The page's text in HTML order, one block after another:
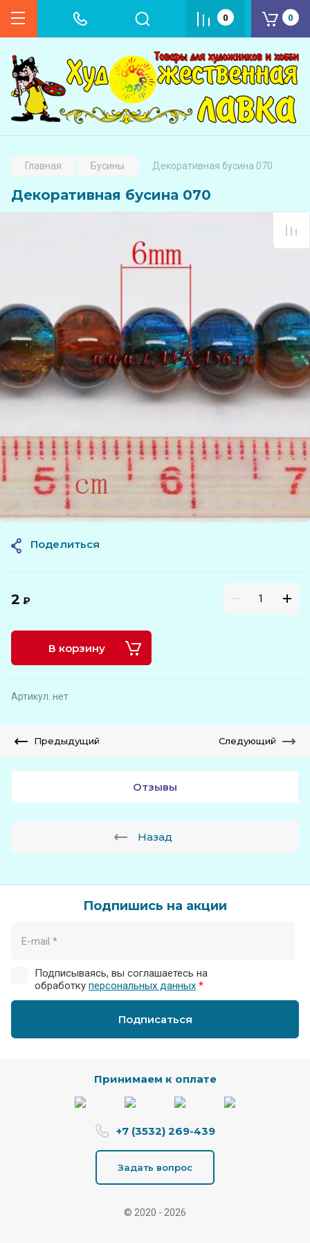
0 0
Главная Бусины Декоративная бусина 070
Декоративная бусина 070
2 ₽
В корзину
Артикул: нет
Поделиться
Предыдущий Следующий
Отзывы
Назад
Подпишись на акции
Подписываясь, вы соглашаетесь на
обработку персональных данных *
Подписаться
Принимаем к оплате
© 2020 - 2026
+7 (3532) 269-439
Задать вопрос